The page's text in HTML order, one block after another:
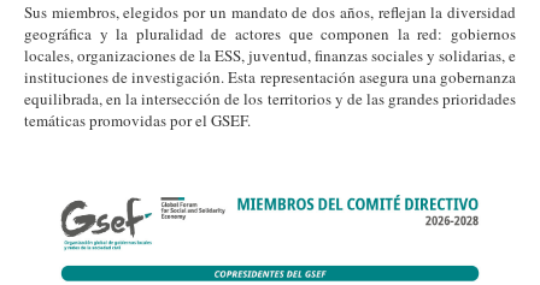
Sus miembros, elegidos por un mandato de dos años, reflejan la diversidad
geográfica y la pluralidad de actores que componen la red: gobiernos
locales, organizaciones de la ESS, juventud, finanzas sociales y solidarias, e
instituciones de investigación. Esta representación asegura una gobernanza
equilibrada, en la intersección de los territorios y de las grandes prioridades
temáticas promovidas por el GSEF.